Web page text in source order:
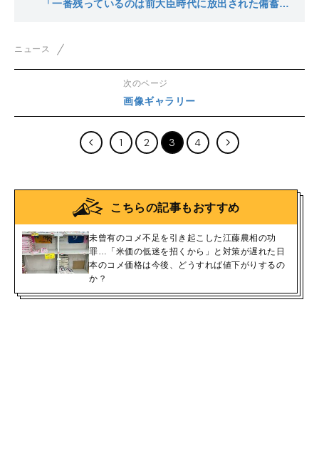
「一番残っているのは前大臣時代に放出された備蓄
ニュース
次のページ
画像ギャラリー
1 2 3 4
こちらの記事もおすすめ
未曾有のコメ不足を引き起こした江藤農相の功
罪…「米価の低迷を招くから」と対策が遅れた日
本のコメ価格は今後、どうすれば値下がりするの
か？